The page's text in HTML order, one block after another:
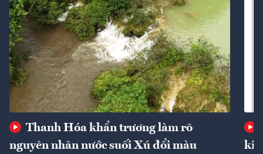
Thanh Hóa khẩn trương làm rõ
nguyên nhân nước suối Xú đổi màu